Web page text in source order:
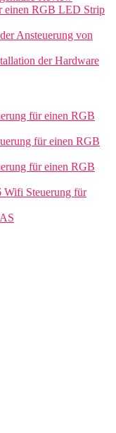
einen RGB LED Strip
Ansteuerung von
der Hardware
für einen RGB
für einen RGB
für einen RGB
Wifi Steuerung für